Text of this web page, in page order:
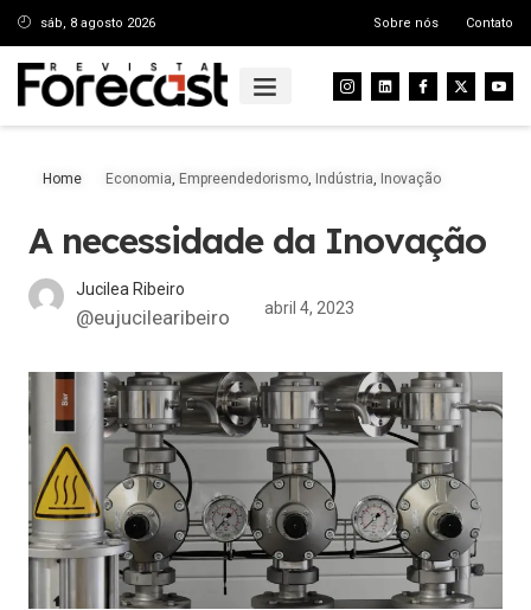
sáb, 8 agosto 2026 Sobre nós Contato
Home Economia, Empreendedorismo, Indústria, Inovação
A necessidade da Inovação
Jucilea Ribeiro
@eujucilearibeiro abril 4, 2023